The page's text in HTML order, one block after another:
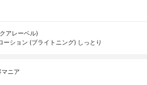
アレーベル)
ーション (ブライトニング) しっとり
ニア